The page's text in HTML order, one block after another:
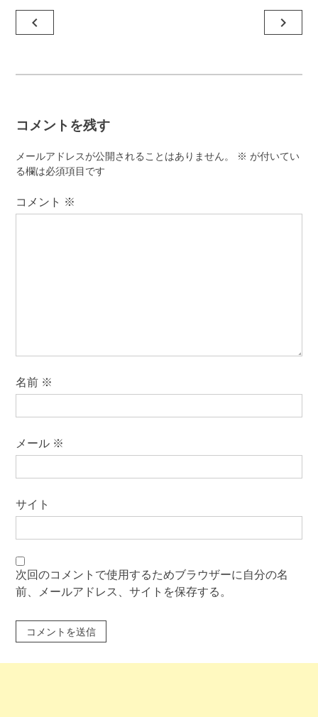
投
稿
ー
シ
ョ
navigate_before navigate_next
コメントを残す
メールアドレスが公開されることはありません。 ※ が付いてい
る欄は必須項目です
コメント ※
名前 ※
メール ※
サイト
次回のコメントで使用するためブラウザーに自分の名
前、メールアドレス、サイトを保存する。